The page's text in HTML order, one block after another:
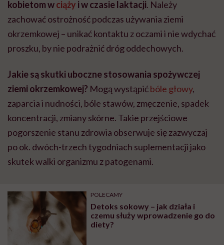
kobietom wciąży i w czasie laktacji. Należy
zachować ostrożność podczas używania ziemi
okrzemkowej – unikać kontaktu z oczami i nie wdychać
proszku, by nie podrażnić dróg oddechowych.
Jakie są skutki uboczne stosowania spożywczej
ziemi okrzemkowej? Mogą wystąpićbóle głowy,
zaparcia i nudności, bóle stawów, zmęczenie, spadek
koncentracji, zmiany skórne. Takie przejściowe
pogorszenie stanu zdrowia obserwuje się zazwyczaj
po ok. dwóch-trzech tygodniach suplementacji jako
skutek walki organizmu z patogenami.
POLECAMY
Detoks sokowy – jak działa i
czemu służy wprowadzenie go do
diety?